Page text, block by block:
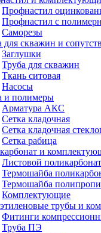
Профнастил
Профнастил с
Саморезы
для скважин и
Заглушки
Труба для скважин
Ткань ситовая
Насосы
и полимеры
Арматура АКС
Сетка кладочная
Сетка кладочная
Сетка рабица
и
Листовой поликарбонат
Термошайба
Термошайба
Комплектующие
трубы и
Фитинги
Труба ПЭ